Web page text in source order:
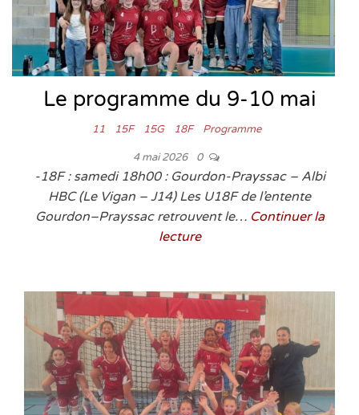
Le programme du 9-10 mai
11 15F 15G 18F Programme
4 mai 2026 0
-18F : samedi 18h00 : Gourdon-Prayssac – Albi
HBC (Le Vigan – J14) Les U18F de l’entente
Gourdon–Prayssac retrouvent le… Continuer la
lecture